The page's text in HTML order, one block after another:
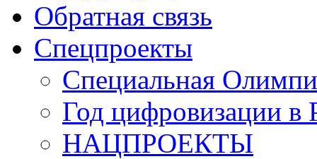
Обратная связь
Спецпроекты
Специальная
Год цифровизации в
НАЦПРОЕКТЫ